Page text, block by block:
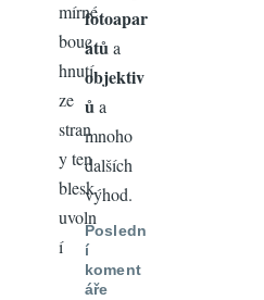
mírné
bouc
hnutí
ze
stran
y ten
blesk
uvoln
í
fotoapar
átů a
objektiv
ů a
mnoho
dalších
výhod.
Posledn
í
koment
áře